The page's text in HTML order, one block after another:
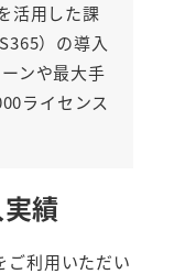
活用した課
） の導入
ンや最大手
ライセンス
績
ご利用いただい